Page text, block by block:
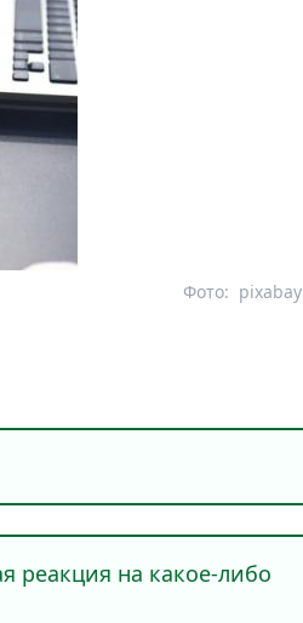
pixabay
Фото:
на какое-либо